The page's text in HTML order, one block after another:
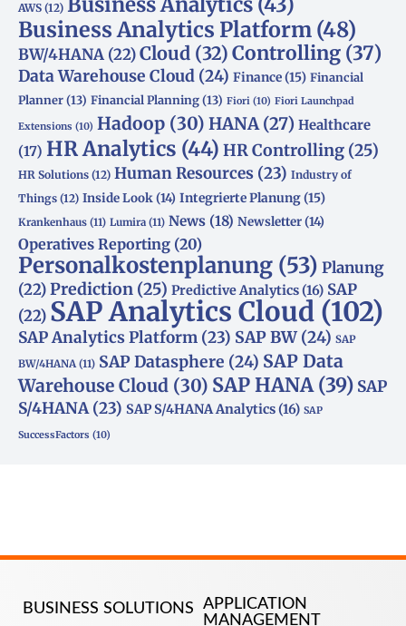
AWS (12)
Business Analytics Platform (48)
BW/4HANA (22)Cloud (32) Controlling (37)
Data Warehouse Cloud (24) Finance(15) Financial
Planner(13) Financial Planning(13) Fiori (10) Fiori Launchpad
Extensions (10) Hadoop (30) HANA (27) Healthcare
(17) HR Analytics (44) HR Controlling (25)
HR Solutions (12) Human Resources (23) Industry of
Things (12) Inside Look(14) Integrierte Planung(15)
Krankenhaus (11) Lumira (11) News (18) Newsletter(14)
Operatives Reporting (20)
Personalkostenplanung (53) Planung
(22)Prediction (25) Predictive Analytics(16) SAP
(22) SAP Analytics Cloud (102)
SAP Analytics Platform (23) SAP BW(24) SAP
BW/4HANA (11) SAP Datasphere (24) SAP Data
Warehouse Cloud (30) SAP HANA(39) SAP
S/4HANA(23) SAP S/4HANA Analytics(16) SAP
SuccessFactors (10)
BUSINESS SOLUTIONS
APPLICATION
MANAGEMENT